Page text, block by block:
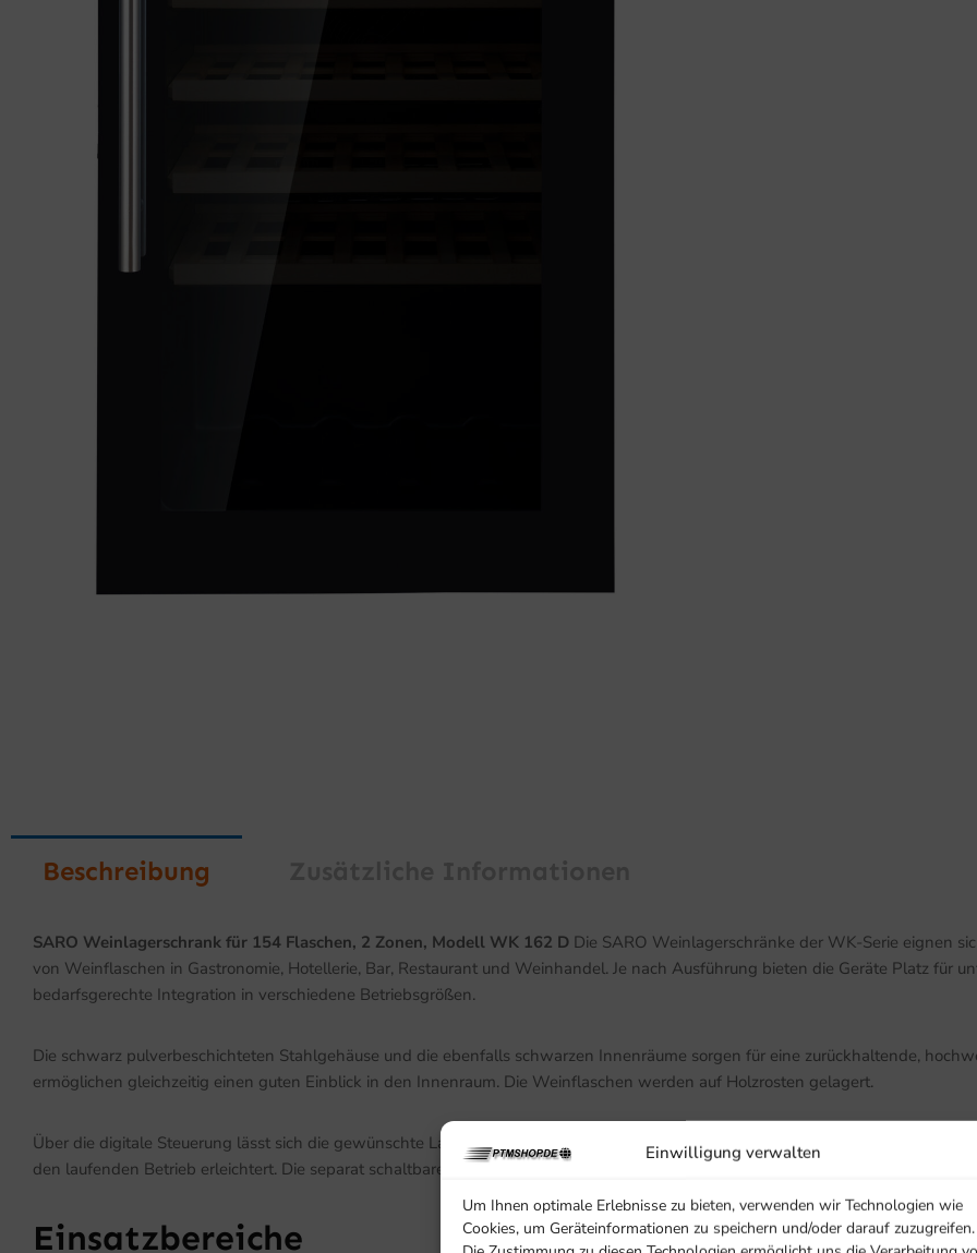
Einwilligung verwalten
Um Ihnen optimale Erlebnisse zu bieten, verwenden wir Technologien wie
Cookies, um Geräteinformationen zu speichern und/oder darauf zuzugreifen.
Beschreibung
SARO Weinlagerschrank für 154 Flaschen, 2 Zonen, Modell WK 162 D Die SARO Weinlagerschränke der WK-Serie eignen
von Weinflaschen in Gastronomie, Hotellerie, Bar, Restaurant und Weinhandel. Je nach Ausführung bieten die Geräte Platz für
bedarfsgerechte Integration in verschiedene Betriebsgrößen.
Die schwarz pulverbeschichteten Stahlgehäuse und die ebenfalls schwarzen Innenräume sorgen für eine zurückhaltende,
ermöglichen gleichzeitig einen guten Einblick in den Innenraum. Die Weinflaschen werden auf Holzrosten gelagert.
Über die digitale Steuerung lässt sich die gewünschte Lagertemperatur einstellen. Umluftkühlung unterstützt eine
den laufenden Betrieb erleichtert. Die separat schaltbare weiße LED-Beleuchtung setzt den Flaschenbestand dezent in Szene.
Einsatzbereiche